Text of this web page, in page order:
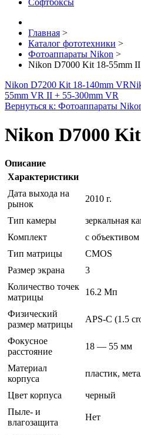
Главная >
Каталог фототехники >
Фотоаппараты Nikon >
Nikon D7000 Kit 18-55mm II
Nikon D7200 Kit 18-140mm VR
55mm VR II + 55-300mm VR
Вернуться к: Фотоаппараты
Nikon D7000
Описание
Характеристики
Дата выхода на
рынок
2010 г.
Тип камеры
зеркальная
Комплект
с объективом
Тип матрицы
CMOS
Размер экрана
3
Количество точек
матрицы
16.2 Мп
Физический
размер матрицы
APS-C (1.5
Фокусное
расстояние
18 — 55 мм
Материал
корпуса
пластик,
Цвет корпуса
черный
Пыле- и
влагозащита
Нет